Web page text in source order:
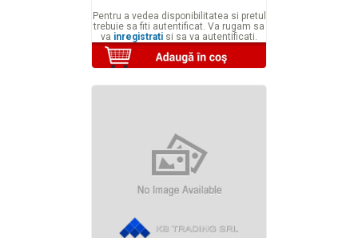
Pentru a vedea disponibilitatea si pretul
trebuie sa fiti autentificat. Va rugam sa
va inregistrati si sa va autentificati.